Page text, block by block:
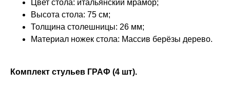
Цвет стола: итальянский мрамор;
Высота стола: 75 см;
Толщина столешницы: 26 мм;
Материал ножек стола: Массив берёзы дерево.
Комплект стульев ГРАФ (4 шт).